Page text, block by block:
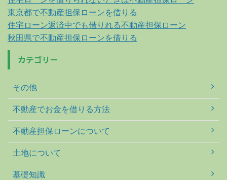
東京都で不動産担保ローンを借りる
住宅ローン返済中でも借りれる不動産担保ローン
秋田県で不動産担保ローンを借りる
カテゴリー
その他
不動産でお金を借りる方法
不動産担保ローンについて
土地について
基礎知識